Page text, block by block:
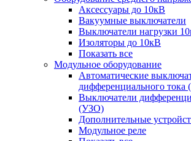
Аксессуары до 10кВ
Вакуумные выключатели
Выключатели нагрузки
Изоляторы до 10кВ
Показать все
Модульное оборудование
Автоматические
дифференциального
Выключатели
(УЗО)
Дополнительные
Модульное реле